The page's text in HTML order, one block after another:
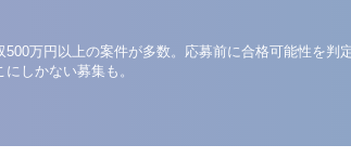
万円以上の案件が多数。応募前に合格可能性を判
しかない募集も。